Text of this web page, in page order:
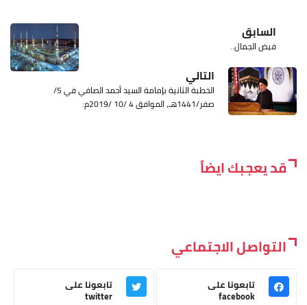
السابق
فيض الجمال..
التالي
الخطبة الثانية بإمامة السيد أحمد الصافي في 5/
صفر/1441هـ، الموافق 4 /10 /2019م:
قد يعجبك ايضاً
التواصل الاجتماعي
تابعونا على
facebook
تابعونا على
twitter